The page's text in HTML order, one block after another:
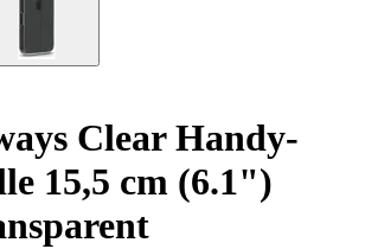
Clear Handy-
15,5 cm (6.1")